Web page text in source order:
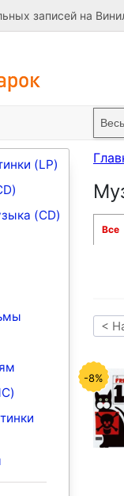
записей на
(LP)
(CD)
Все
<
-8%